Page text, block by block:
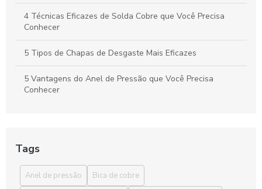
4 Técnicas Eficazes de Solda Cobre que Você Precisa
Conhecer
5 Tipos de Chapas de Desgaste Mais Eficazes
5 Vantagens do Anel de Pressão que Você Precisa
Conhecer
6 Vantagens da Bica de Cobre que Você Precisa Conhecer
6 Vantagens dos Tarugos de Bronze para Indústrias
Tags
Anel de pressão
Bica de cobre